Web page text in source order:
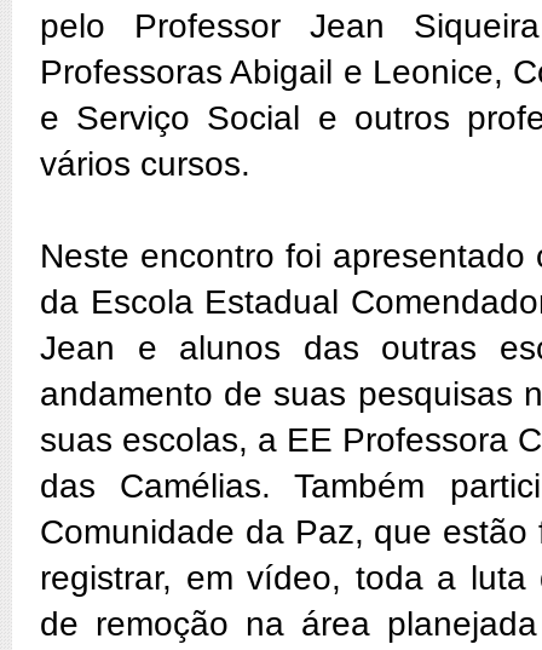
pelo Professor Jean
Professoras Abigail e Leonice,
e Serviço Social e outros
vários cursos.
Neste encontro foi
da Escola Estadual
Jean e alunos das outras
andamento de suas pesquisas
suas escolas, a EE Professora
das Camélias. Também
Comunidade da Paz, que
registrar, em vídeo, toda a
de remoção na área